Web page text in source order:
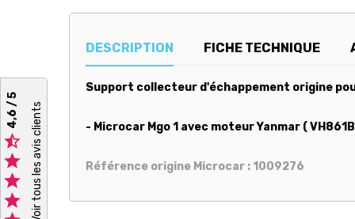




4,6 / 5 Voir tous les avis clients
DESCRIPTION FICHE TECHNIQUE
Support collecteur d'échappement origine
- Microcar Mgo 1 avec moteur Yanmar (
Référence origine Microcar : 1009276